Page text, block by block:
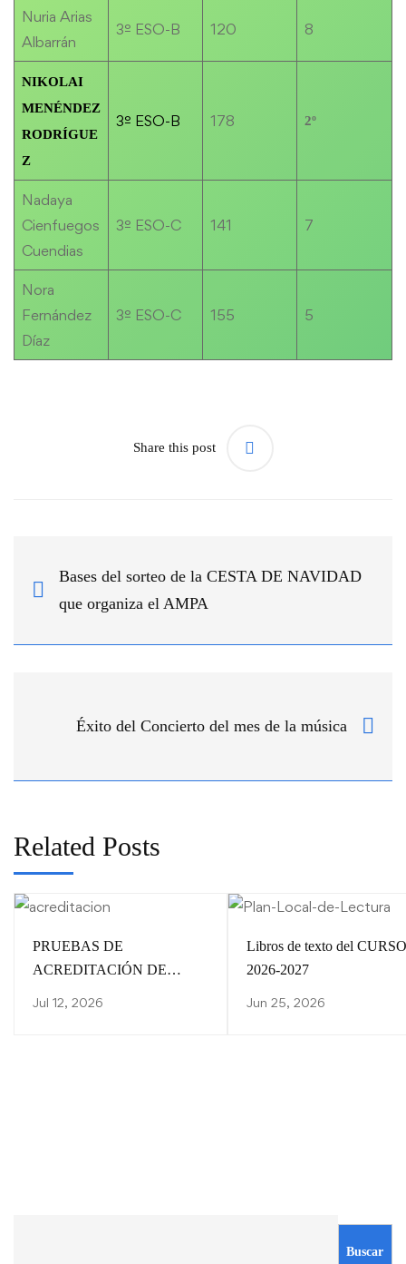
Nuria Arias
Albarrán
3º ESO-B 120 8
NIKOLAI
MENÉNDEZ
RODRÍGUE
Z
3º ESO-B 178 2º
Nadaya
Cienfuegos
Cuendias
3º ESO-C 141 7
Nora
Fernández
Díaz
3º ESO-C 155 5
Share this post
Bases del sorteo de la CESTA DE NAVIDAD
que organiza el AMPA
Éxito del Concierto del mes de la música
Related Posts
PRUEBAS DE
ACREDITACIÓN DE
Jul 12, 2026
Libros de texto del CURSO
2026-2027
Jun 25, 2026
Buscar